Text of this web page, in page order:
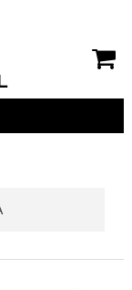
RIVESTIMENTI